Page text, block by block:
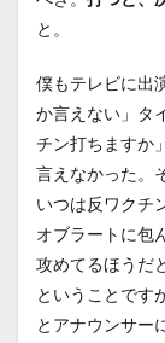
と。
僕もテレビに出
か言えない」タ
チン打ちますか
言えなかった。
いつは反ワクチ
オブラートに包
攻めてるほうだ
ということです
とアナウンサー